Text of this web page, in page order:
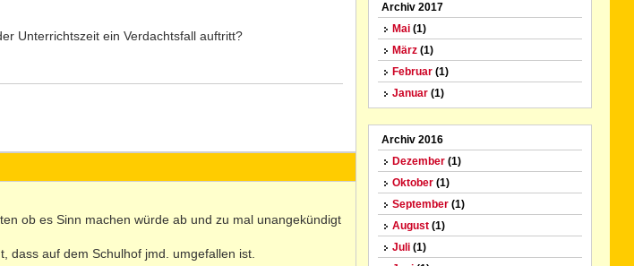
Archiv 2017
Mai(1)
März(1)
Februar(1)
Januar(1)
Archiv 2016
Dezember(1)
Oktober(1)
September(1)
August(1)
Juli(1)
Unterrichtszeit ein Verdachtsfall auftritt?
ob es Sinn machen würde ab und zu mal unangekündigt
dass auf dem Schulhof jmd. umgefallen ist.